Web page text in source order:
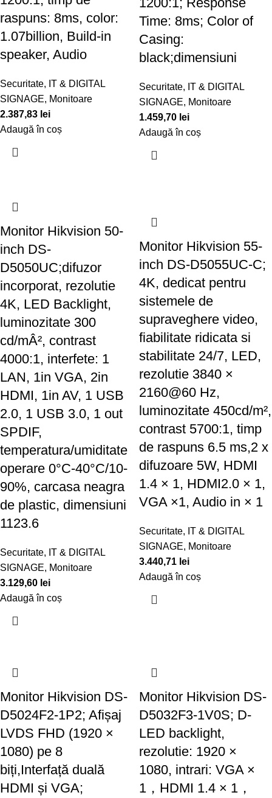
raspuns: 8ms, color:
1.07billion, Build-in
speaker, Audio
Securitate, IT & DIGITAL
SIGNAGE, Monitoare
2.387,83 lei
Adaugă în coș
Time: 8ms; Color of
Casing:
black;dimensiuni
Securitate, IT & DIGITAL
SIGNAGE, Monitoare
1.459,70 lei
Adaugă în coș
Monitor Hikvision 50-
inch DS-
D5050UC;difuzor
incorporat, rezolutie
4K, LED Backlight,
luminozitate 300
cd/mÂ², contrast
4000:1, interfete: 1
LAN, 1in VGA, 2in
HDMI, 1in AV, 1 USB
2.0, 1 USB 3.0, 1 out
SPDIF,
temperatura/umiditate
operare 0°C-40°C/10-
90%, carcasa neagra
de plastic, dimensiuni
1123.6
Securitate, IT & DIGITAL
SIGNAGE, Monitoare
3.129,60 lei
Adaugă în coș
Monitor Hikvision 55-
inch DS-D5055UC-C;
4K, dedicat pentru
sistemele de
supraveghere video,
fiabilitate ridicata si
stabilitate 24/7, LED,
rezolutie 3840 ×
2160@60 Hz,
luminozitate 450cd/m²,
contrast 5700:1, timp
de raspuns 6.5 ms,2 x
difuzoare 5W, HDMI
1.4 × 1, HDMI2.0 × 1,
VGA ×1, Audio in × 1
Securitate, IT & DIGITAL
SIGNAGE, Monitoare
3.440,71 lei
Adaugă în coș
Monitor Hikvision DS-
D5024F2-1P2; Afișaj
LVDS FHD (1920 ×
1080) pe 8
biți,Interfață duală
HDMI și VGA;
Monitor Hikvision DS-
D5032F3-1V0S; D-
LED backlight,
rezolutie: 1920 ×
1080, intrari: VGA ×
1，HDMI 1.4 × 1，